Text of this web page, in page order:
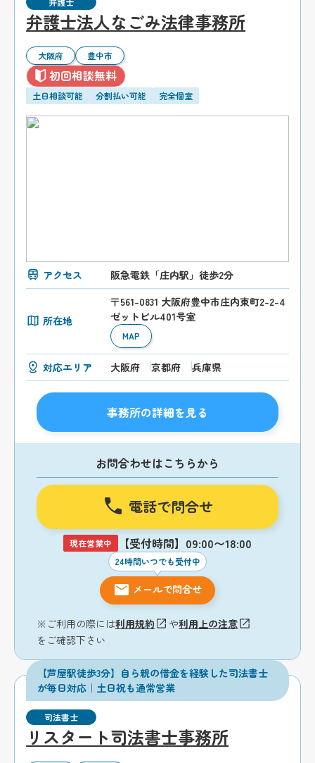
弁護士法人なごみ法律事務所
大阪府 豊中市
初回相談無料
土日相談可能 分割払い可能 完全個室
アクセス 阪急電鉄「庄内駅」徒歩2分
所在地
〒561-0831 大阪府豊中市庄内東町2-2-4
ゼットビル401号室
MAP
対応エリア 大阪府 京都府 兵庫県
事務所の詳細を見る
お問合わせはこちらから
電話で問合せ
現在営業中 【受付時間】09:00〜18:00
24時間いつでも受付中
メールで問合せ
※ご利用の際には利用規約 や利用上の注意
をご確認下さい
【芦屋駅徒歩3分】自ら親の借金を経験した司法書士
が毎日対応｜土日祝も通常営業
司法書士
リスタート司法書士事務所